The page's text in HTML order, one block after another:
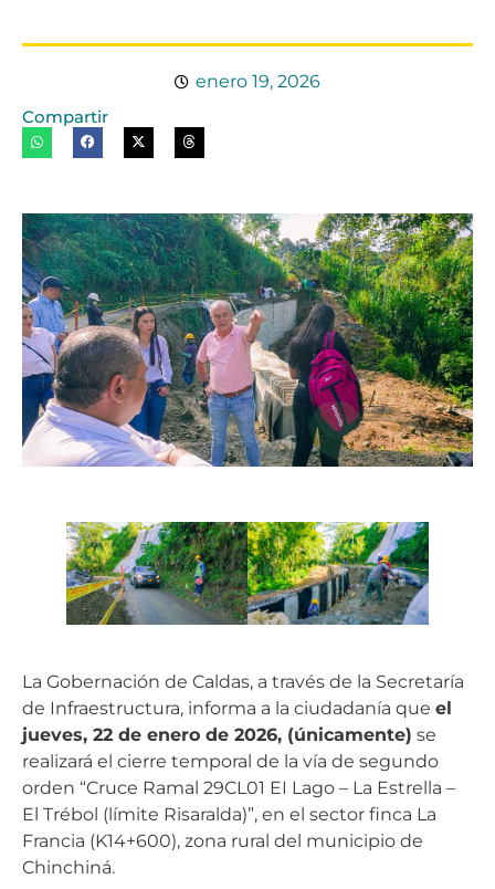
enero 19, 2026
Compartir
La Gobernación de Caldas, a través de la Secretaría
de Infraestructura, informa a la ciudadanía que el
jueves, 22 de enero de 2026, (únicamente) se
realizará el cierre temporal de la vía de segundo
orden “Cruce Ramal 29CL01 EI Lago – La Estrella –
El Trébol (límite Risaralda)”, en el sector finca La
Francia (K14+600), zona rural del municipio de
Chinchiná.